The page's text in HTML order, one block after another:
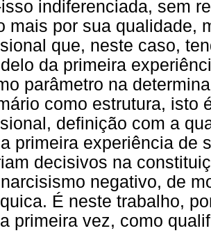
indiferenciada, sem
mais por sua qualidade,
que, neste caso,
da primeira
parâmetro na
como estrutura, isto
definição com a
primeira experiência de
decisivos na
negativo, de
É neste trabalho,
primeira vez, como